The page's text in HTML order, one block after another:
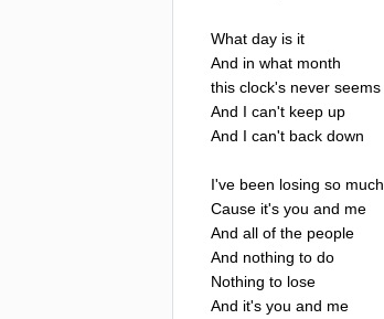
What day is it
And in what month
this clock's never seems
And I can't keep up
And I can't back down
I've been losing so much
Cause it's you and me
And all of the people
And nothing to do
Nothing to lose
And it's you and me